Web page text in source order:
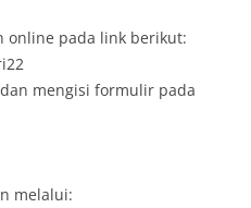
online pada link berikut:
mengisi formulir pada
melalui: